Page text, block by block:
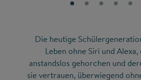
Die heutige
Leben ohne Siri und Alexa,
anstandslos gehorchen und
sie vertrauen, überwiegend